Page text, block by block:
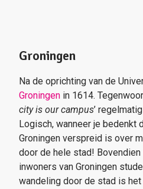
Groningen
Na de oprichting van de
Groningen in 1614.
city is our campus’
Logisch, wanneer je bedenkt
Groningen verspreid is over
door de hele stad!
inwoners van Groningen
wandeling door de stad is